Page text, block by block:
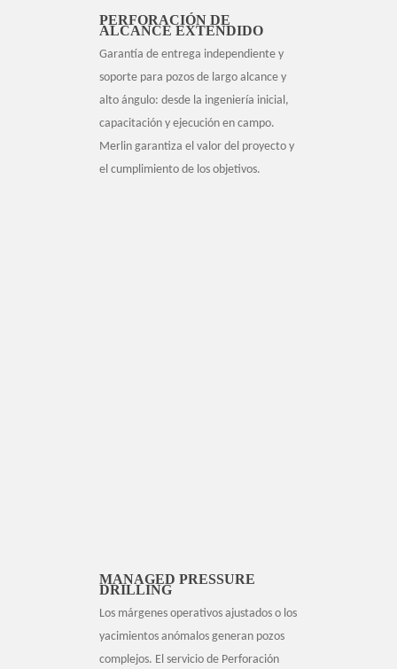
PERFORACIÓN DE
ALCANCE EXTENDIDO
Garantía de entrega independiente y
soporte para pozos de largo alcance y
alto ángulo: desde la ingeniería inicial,
capacitación y ejecución en campo.
Merlin garantiza el valor del proyecto y
el cumplimiento de los objetivos.
MANAGED PRESSURE
DRILLING
Los márgenes operativos ajustados o los
yacimientos anómalos generan pozos
complejos. El servicio de Perforación